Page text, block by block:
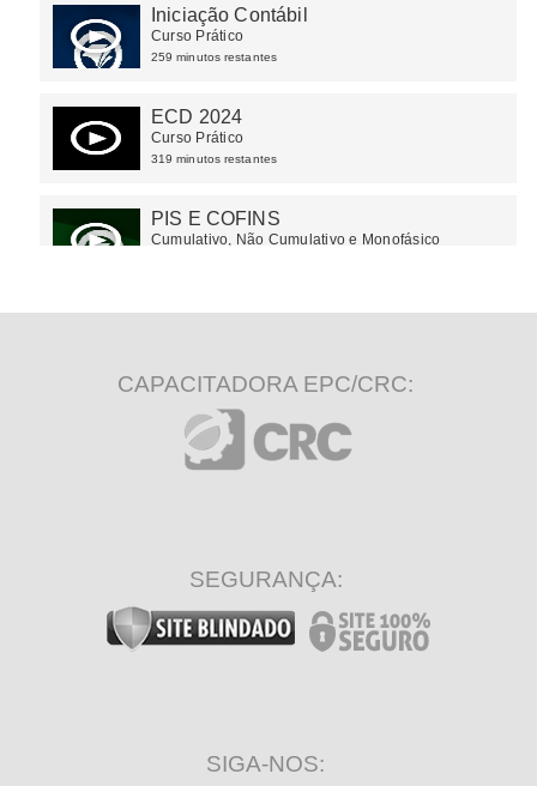
Iniciação Contábil
Curso Prático
259 minutos restantes
ECD 2024
Curso Prático
319 minutos restantes
PIS E COFINS
Cumulativo, Não Cumulativo e Monofásico
CAPACITADORA EPC/CRC:
SEGURANÇA:
SIGA-NOS: